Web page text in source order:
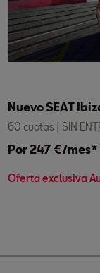
Nuevo SEAT
60 cuotas | SIN
Por 247 €/mes*
Oferta exclusiva